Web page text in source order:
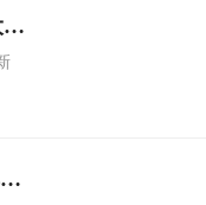
CNC加工中心编程调机（大师傅）
单冲技术员（会架模，简单修模）